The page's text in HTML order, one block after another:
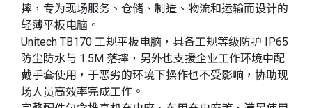
摔，专为现场服务、仓储、制造、物流和运输而设计的
轻薄平板电脑。
Unitech TB170 工规平板电脑，具备工规等级防护 IP65
防尘防水与 1.5M 落摔，另外也支援企业工作环境中配
戴手套使用，于恶劣的环境下操作也不受影响，协助现
场人员高效率完成工作。